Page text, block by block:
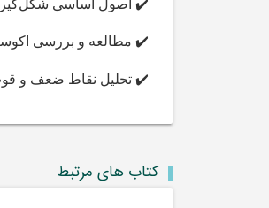
✔️ اصول اساسی
✔️ مطالعه و بررسی
✔️ تحلیل نقاط ضعف و
کتاب های مرتبط